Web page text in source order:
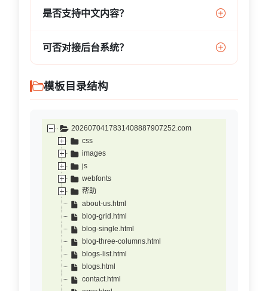
是否支持中文内容？
可否对接后台系统？
模板目录结构
2026070417831408887907252.com
css
images
js
webfonts
帮助
about-us.html
blog-grid.html
blog-single.html
blog-three-columns.html
blogs-list.html
blogs.html
contact.html